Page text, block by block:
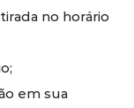
no horário
em sua